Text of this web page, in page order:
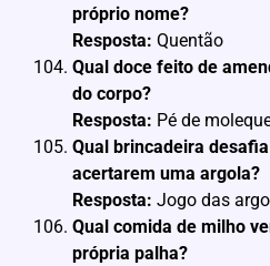
próprio nome?
Resposta: Quentão
Qual doce feito de
do corpo?
Resposta: Pé de
Qual brincadeira
acertarem uma argola?
Resposta: Jogo das
Qual comida de milho
própria palha?